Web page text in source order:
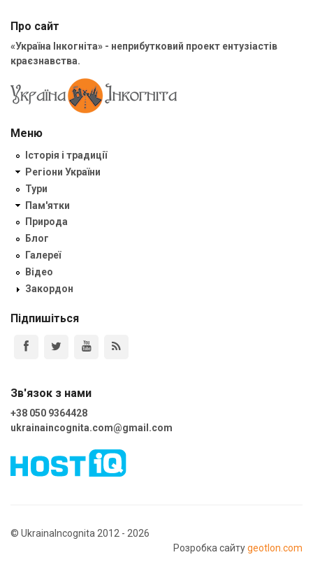
Про сайт
«Україна Інкогніта» - неприбутковий проект ентузіастів
краєзнавства.
Меню
Історія і традиції
Регіони України
Тури
Пам'ятки
Природа
Блог
Галереї
Відео
Закордон
Підпишіться
Зв'язок з нами
+38 050 9364428
ukrainaincognita.com@gmail.com
© UkrainaIncognita 2012 - 2026
Розробка сайтуgeotlon.com